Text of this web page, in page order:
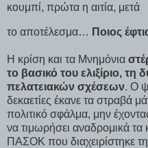
κουμπί, πρώτα η αιτία, μετά
το αποτέλεσμα… Ποιος
Η κρίση και τα Μνημόνια
το βασικό του ελιξίριο,
πελατειακών σχέσεων. Ο
δεκαετίες έκανε τα στραβά
πολιτικό σφάλμα, μην
να τιμωρήσει αναδρομικά τα
ΠΑΣΟΚ που διαχειρίστηκε